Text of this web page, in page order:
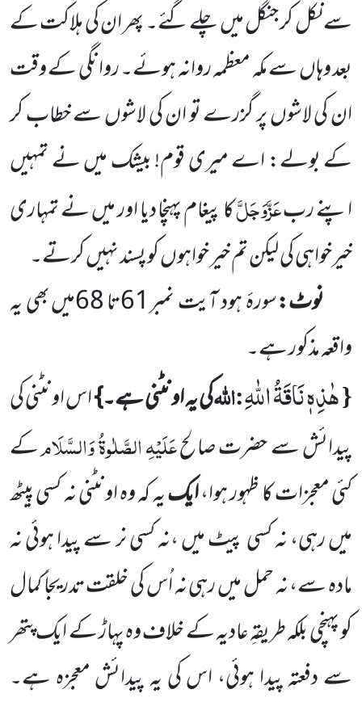
سے نکل کر جنگل میںچلے گئے۔ پھر ان کی ہلاکت کے
بعد وہاں سے مکہ معظمہ روانہ ہوئے۔ روانگی کے وقت
ان کی لاشوں پر گزرے تو ان کی لاشوں سے خطاب کر
کے بولے: اے میری قوم! بیشک میں نے تمہیں
اپنے ربعَزَّوَجَلَّکا پیغام پہنچا دیا اور میں نے تمہاری
خیرخواہیکی لیکن تم خیر خواہوں کو پسند نہیں کرتے۔
نوٹ:سورۂ ہود آیت نمبر61تا68میں بھی یہ
واقعہ مذکور ہے۔
{هٰذِهٖ نَاقَةُ اللّٰهِ:اللہکی یہ اونٹنی ہے۔}اس اونٹنی کی
پیدائش سے حضرت صالحعَلَیْہِ الصَّلٰوۃُ وَالسَّلَامکے
کئی معجزات کا ظہورہوا،ایکیہ کہ وہ اونٹنی نہ کسی پیٹھ
میں رہی، نہ کسی پیٹ میں ،نہ کسی نر سے پیدا ہوئی نہ
مادہ سے، نہ حمل میں رہی نہ اُس کی خلقتتدریجاً کمال
کو پہنچی بلکہ طریقہِ عادیہ کے خلاف وہ پہاڑ کے ایک پتھر
سے دفعتہ پیدا ہوئی، اس کی یہ پیدائش معجزہ ہے۔